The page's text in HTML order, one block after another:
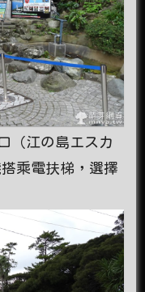
（江の島エスカ
乘電扶梯，選擇